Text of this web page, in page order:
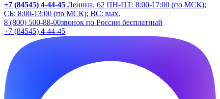
+7 (84545) 4-44-45 Ленина, 62 ПН-ПТ: 8:00-17:00 (по МСК);
СБ: 8:00-13:00 (по МСК); ВС: вых.
8 (800) 500-88-00звонок по России бесплатный
+7 (84545) 4-44-45